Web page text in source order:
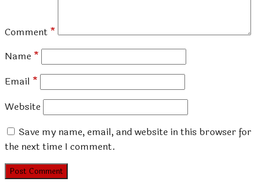
Comment *
Name *
Email *
Website
Save my name, email, and website in this browser for
the next time I comment.